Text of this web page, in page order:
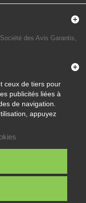
des Avis Garantis,
ceux de tiers pour
publicités liées à
de navigation.
appuyez